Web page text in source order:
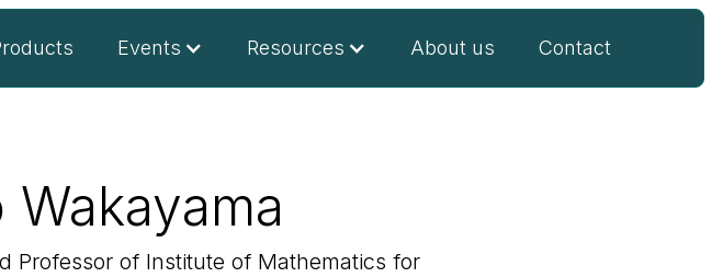
Events Resources About us Contact
Wakayama
Professor of Institute of Mathematics for